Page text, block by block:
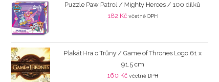
Puzzle Paw Patrol / Mighty Heroes / 100 dílků
182 Kč včetně DPH
Plakát Hra o Trůny / Game of Thrones Logo 61 x
91,5 cm
160 Kč včetně DPH